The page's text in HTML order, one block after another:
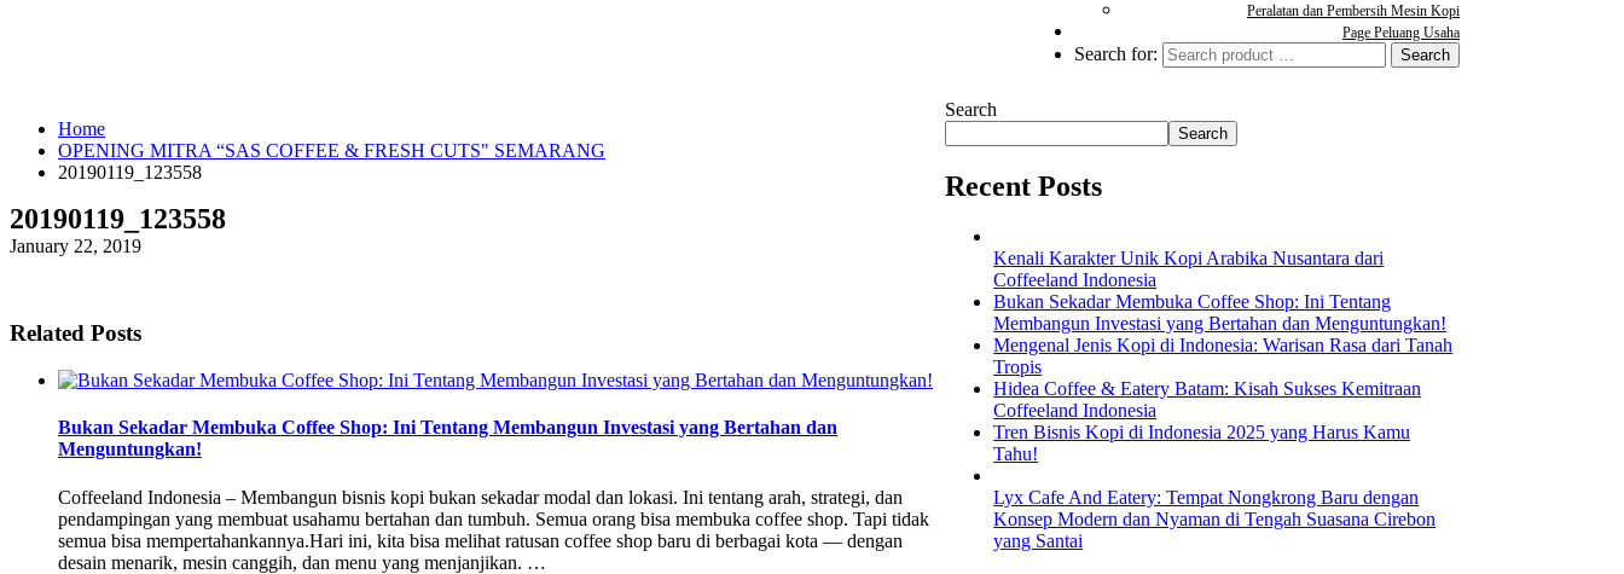
Peralatan dan Pembersih Mesin Kopi
Page Peluang Usaha
Search for:
Home
OPENING MITRA “SAS COFFEE & FRESH CUTS" SEMARANG
20190119_123558
20190119_123558
January 22, 2019
Related Posts
Bukan Sekadar Membuka Coffee Shop: Ini Tentang Membangun Investasi yang Bertahan dan
Menguntungkan!
Coffeeland Indonesia – Membangun bisnis kopi bukan sekadar modal dan lokasi. Ini tentang arah, strategi, dan
pendampingan yang membuat usahamu bertahan dan tumbuh. Semua orang bisa membuka coffee shop. Tapi tidak
semua bisa mempertahankannya.Hari ini, kita bisa melihat ratusan coffee shop baru di berbagai kota — dengan
desain menarik, mesin canggih, dan menu yang menjanjikan. …
Search
Search
Recent Posts
Kenali Karakter Unik Kopi Arabika Nusantara dari
Coffeeland Indonesia
Bukan Sekadar Membuka Coffee Shop: Ini Tentang
Membangun Investasi yang Bertahan dan Menguntungkan!
Mengenal Jenis Kopi di Indonesia: Warisan Rasa dari Tanah
Tropis
Hidea Coffee & Eatery Batam: Kisah Sukses Kemitraan
Coffeeland Indonesia
Tren Bisnis Kopi di Indonesia 2025 yang Harus Kamu
Tahu!
Lyx Cafe And Eatery: Tempat Nongkrong Baru dengan
Konsep Modern dan Nyaman di Tengah Suasana Cirebon
yang Santai